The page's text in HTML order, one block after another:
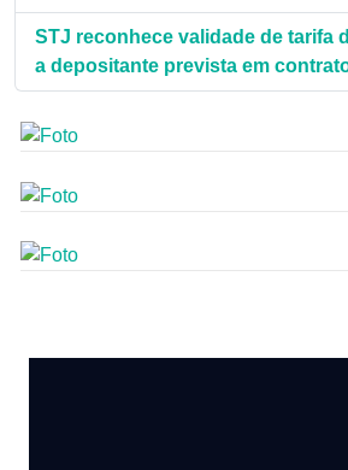
STJ reconhece validade de tarifa
a depositante prevista em